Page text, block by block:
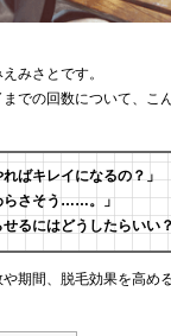
みさとです。
での回数について、こ
ばキレイになるの？」
らさそう……。」
るにはどうしたらいい？
期間、脱毛効果を高め